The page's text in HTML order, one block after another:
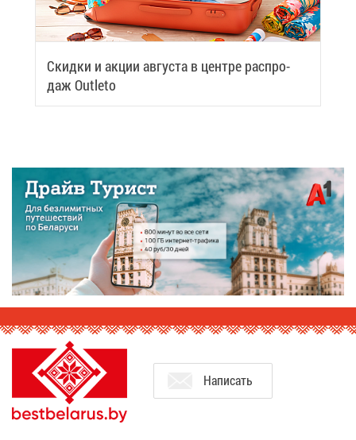
Скид­ки и ак­ции ав­гу­ста в цен­тре рас­про­
даж Outleto
На­пи­сать